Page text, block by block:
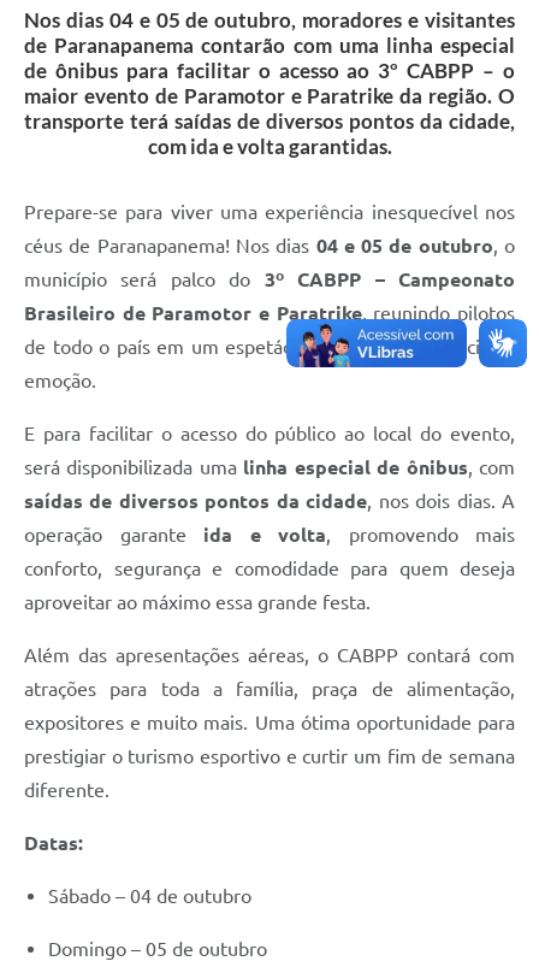
Nos dias 04 e 05 de outubro, moradores e visitantes
de Paranapanema contarão com uma linha especial
de ônibus para facilitar o acesso ao 3º CABPP – o
maior evento de Paramotor e Paratrike da região. O
transporte terá saídas de diversos pontos da cidade,
com ida e volta garantidas.
Prepare-se para viver uma experiência inesquecível nos
céus de Paranapanema! Nos dias 04 e 05 de outubro, o
município será palco do 3º CABPP – Campeonato
Brasileiro de Paramotor e Paratrike, reunindo pilotos
de todo o país em um espetáculo de cores, acrobacias e
emoção.
E para facilitar o acesso do público ao local do evento,
será disponibilizada uma linha especial de ônibus, com
saídas de diversos pontos da cidade, nos dois dias. A
operação garante ida e volta, promovendo mais
conforto, segurança e comodidade para quem deseja
aproveitar ao máximo essa grande festa.
Além das apresentações aéreas, o CABPP contará com
atrações para toda a família, praça de alimentação,
expositores e muito mais. Uma ótima oportunidade para
prestigiar o turismo esportivo e curtir um fim de semana
diferente.
Datas:
Sábado – 04 de outubro
Domingo – 05 de outubro